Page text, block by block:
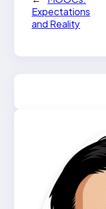
Expectations
and Reality